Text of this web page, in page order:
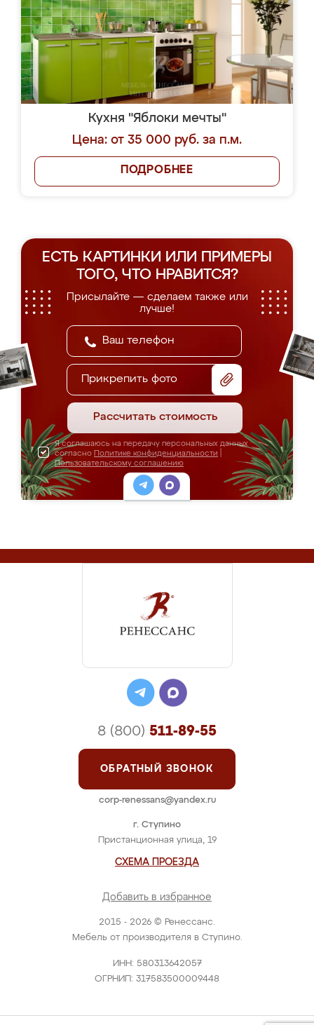
Кухня "Яблоки мечты"
Цена: от 35 000 руб. за п.м.
ПОДРОБНЕЕ
ЕСТЬ КАРТИНКИ ИЛИ ПРИМЕРЫ
ТОГО, ЧТО НРАВИТСЯ?
Присылайте — сделаем также или
лучше!
Прикрепить фото
Рассчитать стоимость
Я соглашаюсь на передачу персональных данных
согласно Политике конфиденциальности
Пользовательскому соглашению
2015 - 2026 © Ренессанс.
Мебель от производителя в Ступино.
ИНН: 580313642057
ОГРНИП: 317583500009448
г. Ступино
Пристанционная улица, 19
СХЕМА ПРОЕЗДА
Добавить в избранное
8 (800) 511-89-55
ОБРАТНЫЙ ЗВОНОК
corp-renessans@yandex.ru